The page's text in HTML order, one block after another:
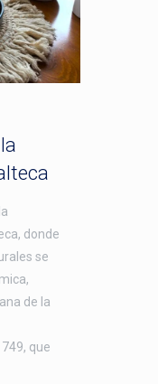
donde
se
de la
que